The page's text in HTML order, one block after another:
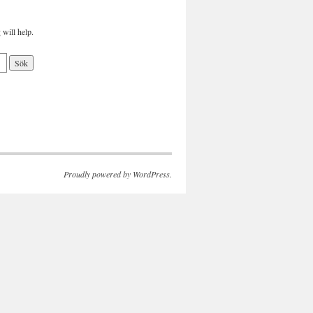
will help.
Proudly powered by WordPress.